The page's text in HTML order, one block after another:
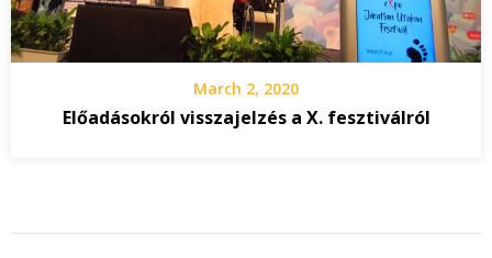
March 2, 2020
Előadásokról visszajelzés a X. fesztiválról